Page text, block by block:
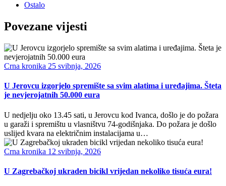
Ostalo
Povezane vijesti
Crna kronika 25 svibnja, 2026
U Jerovcu izgorjelo spremište sa svim alatima i uređajima. Šteta
je nevjerojatnih 50.000 eura
U nedjelju oko 13.45 sati, u Jerovcu kod Ivanca, došlo je do požara
u garaži i spremištu u vlasništvu 74-godišnjaka. Do požara je došlo
uslijed kvara na električnim instalacijama u…
Crna kronika 12 svibnja, 2026
U Zagrebačkoj ukraden bicikl vrijedan nekoliko tisuća eura!